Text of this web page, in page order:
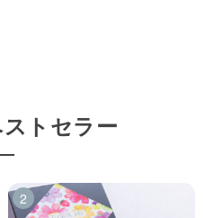
トセラー